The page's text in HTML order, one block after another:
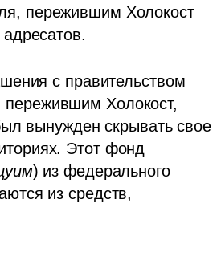
пережившим Холокост
с правительством
Холокост,
вынужден скрывать свое
Этот фонд
) из федерального
из средств,